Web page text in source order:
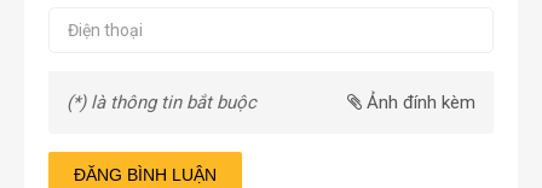
(*) là thông tin bắt buộc Ảnh đính kèm
ĐĂNG BÌNH LUẬN